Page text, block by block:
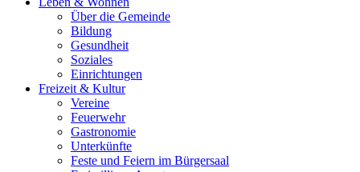
Über die Gemeinde
Bildung
Gesundheit
Soziales
Einrichtungen
Freizeit & Kultur
Vereine
Feuerwehr
Gastronomie
Unterkünfte
Feste und Feiern im Bürgersaal